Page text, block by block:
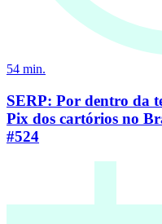
54 min.
SERP: Por dentro da
Pix dos cartórios no
#524